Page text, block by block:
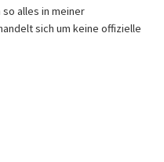
alles in meiner
sich um keine offizielle